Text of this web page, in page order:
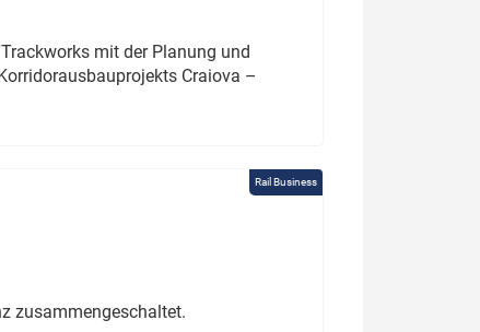
mit der Planung und
Craiova –
Rail Business
zusammengeschaltet.